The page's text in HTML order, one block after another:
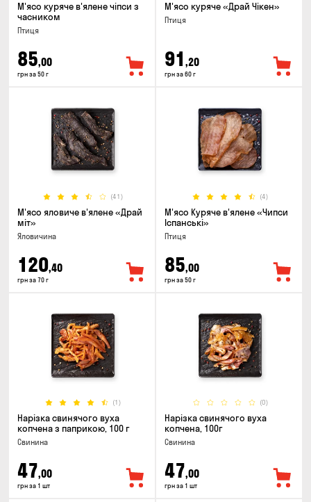
М'ясо куряче в'ялене чіпси з
часником
Птиця
85,00
грн за 50 г
М'ясо куряче «Драй Чікен»
Птиця
91 ,20
грн за 60 г
(41)
М'ясо яловиче в'ялене «Драй
міт»
Яловичина
120,40
грн за 70 г
(4)
М'ясо Куряче в'ялене «Чипси
Іспанські»
Птиця
85,00
грн за 50 г
(1)
Нарізка свинячого вуха
копчена з паприкою, 100 г
Свинина
47,00
грн за 1 шт
(0)
Нарізка свинячого вуха
копчена, 100г
Свинина
47,00
грн за 1 шт